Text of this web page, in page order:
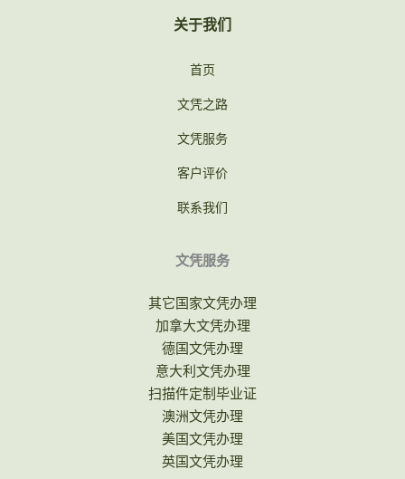
关于我们
首页
文凭之路
文凭服务
客户评价
联系我们
文凭服务
其它国家文凭办理
加拿大文凭办理
德国文凭办理
意大利文凭办理
扫描件定制毕业证
澳洲文凭办理
美国文凭办理
英国文凭办理